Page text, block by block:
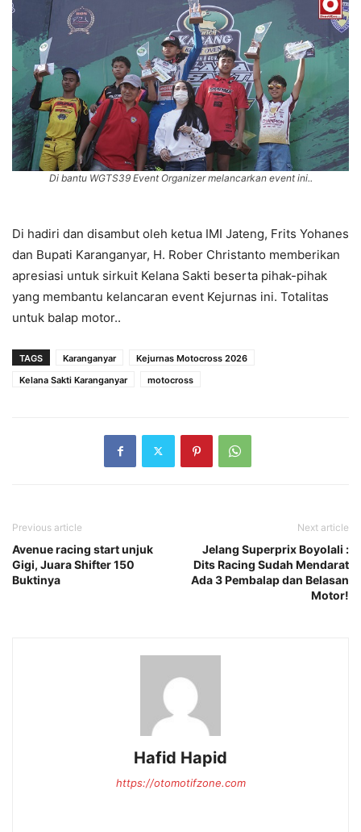
Di bantu WGTS39 Event Organizer melancarkan event ini..
Di hadiri dan disambut oleh ketua IMI Jateng, Frits Yohanes
dan Bupati Karanganyar, H. Rober Christanto memberikan
apresiasi untuk sirkuit Kelana Sakti beserta pihak-pihak
yang membantu kelancaran event Kejurnas ini. Totalitas
untuk balap motor..
TAGS Karanganyar
Kejurnas Motocross 2026
Kelana Sakti Karanganyar
motocross
Previous article
Avenue racing start unjuk
Gigi, Juara Shifter 150
Buktinya
Next article
Jelang Superprix Boyolali :
Dits Racing Sudah Mendarat
Ada 3 Pembalap dan Belasan
Motor!
Hafid Hapid
https://otomotifzone.com